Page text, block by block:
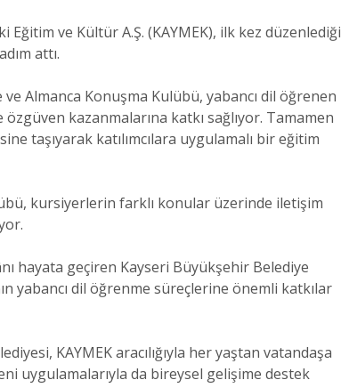
ve Kültür A.Ş. (KAYMEK), ilk kez düzenlediği
attı.
Almanca Konuşma Kulübü, yabancı dil öğrenen
kazanmalarına katkı sağlıyor. Tamamen
taşıyarak katılımcılara uygulamalı bir eğitim
kursiyerlerin farklı konular üzerinde iletişim
hayata geçiren Kayseri Büyükşehir Belediye
yabancı dil öğrenme süreçlerine önemli katkılar
KAYMEK aracılığıyla her yaştan vatandaşa
uygulamalarıyla da bireysel gelişime destek